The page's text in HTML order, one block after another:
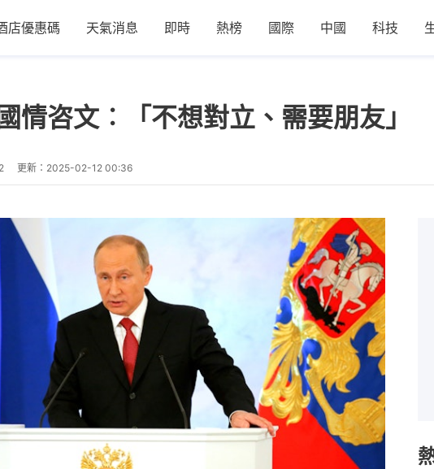
店優惠碼 天氣消息 即時 熱榜 國際 中國 科技
情咨文︰「不想對立、需要朋友
更新： 2025-02-12 00:36